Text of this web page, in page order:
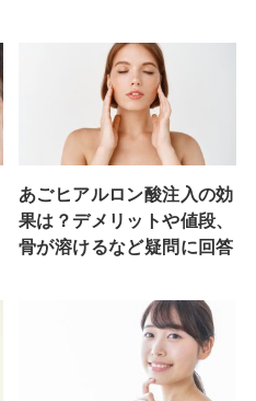
あごヒアルロン酸注入の効
果は？デメリットや値段、
骨が溶けるなど疑問に回答